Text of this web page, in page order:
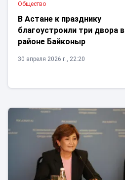
Общество
В Астане к празднику
благоустроили три двора в
районе Байконыр
30 апреля 2026 г., 22:20